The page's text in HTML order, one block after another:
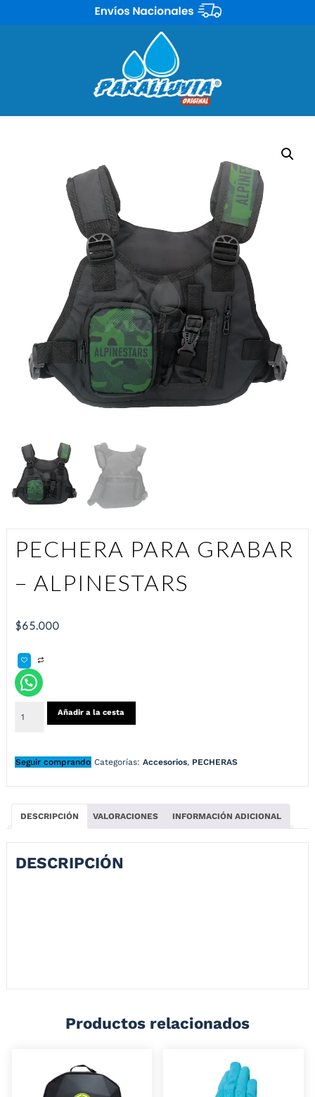
PECHERA PARA GRABAR
– ALPINESTARS
$65.000
Añadir a la cesta
Seguir comprando Categorías: Accesorios, PECHERAS
DESCRIPCIÓN VALORACIONES INFORMACIÓN ADICIONAL
DESCRIPCIÓN
Productos relacionados